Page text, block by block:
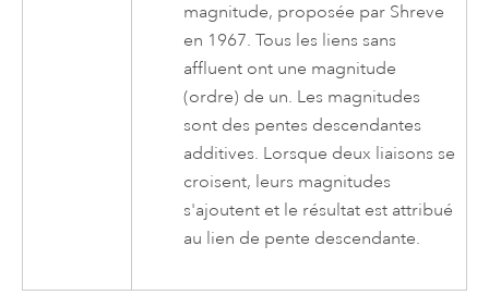
magnitude, proposée par Shreve
en 1967. Tous les liens sans
affluent ont une magnitude
(ordre) de un. Les magnitudes
sont des pentes descendantes
additives. Lorsque deux liaisons se
croisent, leurs magnitudes
s'ajoutent et le résultat est attribué
au lien de pente descendante.